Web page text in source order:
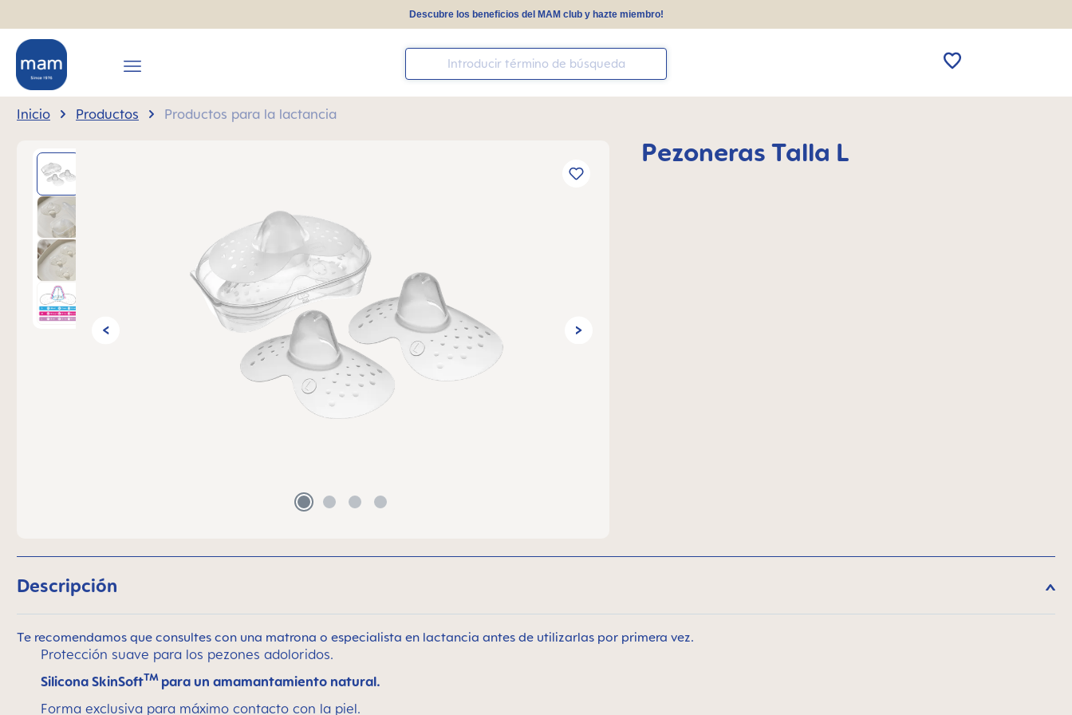
Descubre los beneficios del MAM club y hazte miembro!
Inicio Productos Productos para la lactancia
Omitir galería de imágenes Pezoneras Talla L
Descripción
Te recomendamos que consultes con una matrona o especialista en lactancia antes de utilizarlas por primera vez.
Protección suave para los pezones adoloridos.
Silicona SkinSoftTM para un amamantamiento natural.
Forma exclusiva para máximo contacto con la piel.